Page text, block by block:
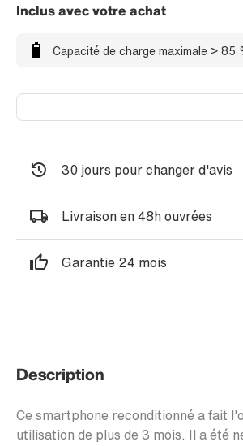
Inclus avec votre achat
Capacité de charge maximale > 85
30 jours pour changer d'avis
Livraison en 48h ouvrées
Garantie 24 mois
Description
Ce smartphone reconditionné a fait
utilisation de plus de 3 mois. Il a été